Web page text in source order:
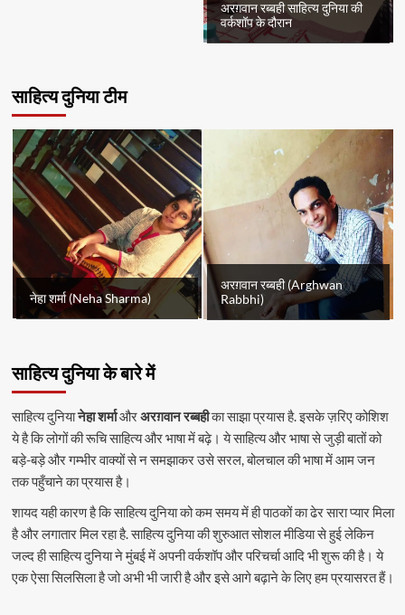
अरग़वान रब्बही साहित्य दुनिया की
वर्कशॉप के दौरान
साहित्य दुनिया टीम
नेहा शर्मा (Neha Sharma)
अरग़वान रब्बही (Arghwan
Rabbhi)
साहित्य दुनिया के बारे में
साहित्य दुनियानेहा शर्माऔरअरग़वान रब्बहीका साझा प्रयास है. इसके ज़रिए कोशिश
ये है कि लोगों की रूचि साहित्य और भाषा में बढ़े। ये साहित्य और भाषा से जुड़ी बातों को
बड़े-बड़े और गम्भीर वाक्यों से न समझाकर उसे सरल, बोलचाल की भाषा में आम जन
तक पहुँचाने का प्रयास है।
शायद यही कारण है कि साहित्य दुनिया को कम समय में ही पाठकों का ढेर सारा प्यार मिला
है और लगातार मिल रहा है. साहित्य दुनिया की शुरुआत सोशल मीडिया से हुई लेकिन
जल्द ही साहित्य दुनिया ने मुंबई में अपनी वर्कशॉप और परिचर्चा आदि भी शुरू की है। ये
एक ऐसा सिलसिला है जो अभी भी जारी है और इसे आगे बढ़ाने के लिए हम प्रयासरत हैं।